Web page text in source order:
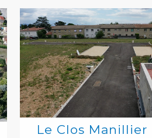
Le Clos Manillier